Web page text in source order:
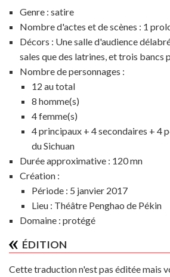
Genre : satire
Nombre d'actes et de scènes : 1
Décors : Une salle d'audience
sales que des latrines, et trois bancs
Nombre de personnages :
12 au total
8 homme(s)
4 femme(s)
4 principaux + 4 secondaires + 4
du Sichuan
Durée approximative : 120 mn
Création :
Période : 5 janvier 2017
Lieu : Théâtre Penghao de Pékin
Domaine : protégé
ÉDITION
Cette traduction n'est pas éditée mais